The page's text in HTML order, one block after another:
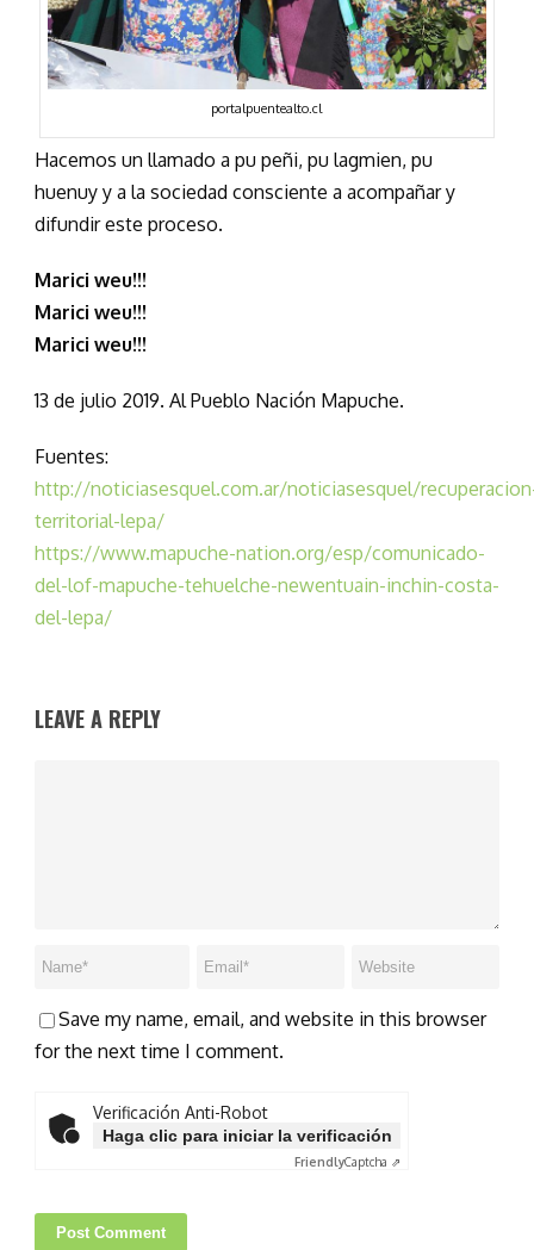
portalpuentealto.cl
Hacemos un llamado a pu peñi, pu lagmien, pu
huenuy y a la sociedad consciente a acompañar y
difundir este proceso.
Marici weu!!!
Marici weu!!!
Marici weu!!!
13 de julio 2019. Al Pueblo Nación Mapuche.
Fuentes:
http://noticiasesquel.com.ar/noticiasesquel/
territorial-lepa/
https://www.mapuche-nation.org/esp/comunicado-
del-lof-mapuche-tehuelche-newentuain-inchin-costa-
del-lepa/
LEAVE A REPLY
Save my name, email, and website in this browser
for the next time I comment.
Verificación Anti-Robot
Haga clic para iniciar la verificación
FriendlyCaptcha ⇗